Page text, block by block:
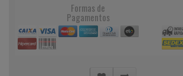
Formas de
Pagamentos